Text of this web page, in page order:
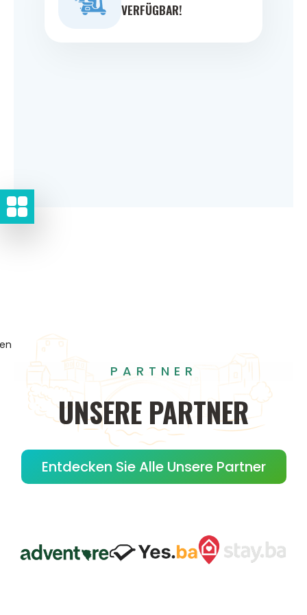
VERFÜGBAR!
PARTNER
UNSERE PARTNER
Entdecken Sie Alle Unsere Partner